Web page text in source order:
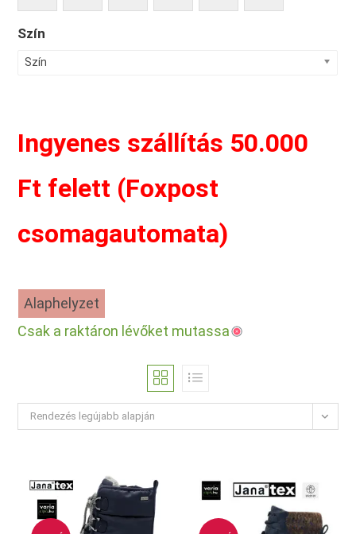
Szín
Szín
Ingyenes szállítás 50.000
Ft felett (Foxpost
csomagautomata)
Alaphelyzet
Csak a raktáron lévőket mutassa
Rendezés legújabb alapján